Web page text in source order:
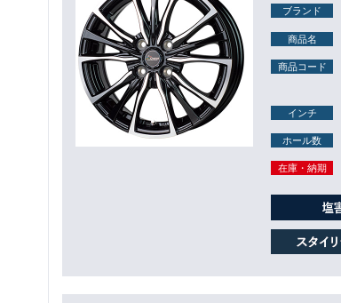
ブランド
商品名
商品コード
インチ
ホール数
在庫・納期